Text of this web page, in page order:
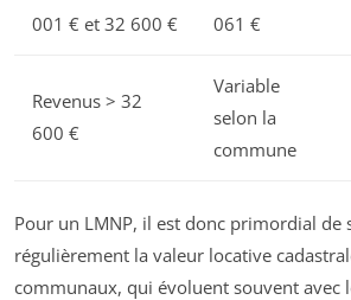
001 € et 32 600 €
061 €
Revenus > 32
600 €
Variable
selon la
commune
Pour un LMNP, il est donc primordial de
régulièrement la valeur locative
communaux, qui évoluent souvent avec